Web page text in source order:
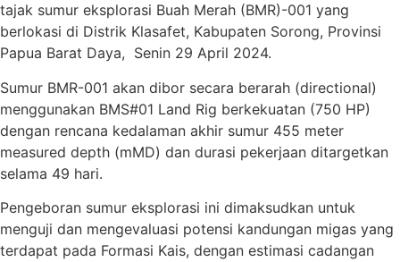
tajak sumur eksplorasi Buah Merah (BMR)-001 yang
berlokasi di Distrik Klasafet, Kabupaten Sorong, Provinsi
Papua Barat Daya, Senin 29 April 2024.
Sumur BMR-001 akan dibor secara berarah (directional)
menggunakan BMS#01 Land Rig berkekuatan (750 HP)
dengan rencana kedalaman akhir sumur 455 meter
measured depth (mMD) dan durasi pekerjaan ditargetkan
selama 49 hari.
Pengeboran sumur eksplorasi ini dimaksudkan untuk
menguji dan mengevaluasi potensi kandungan migas yang
terdapat pada Formasi Kais, dengan estimasi cadangan